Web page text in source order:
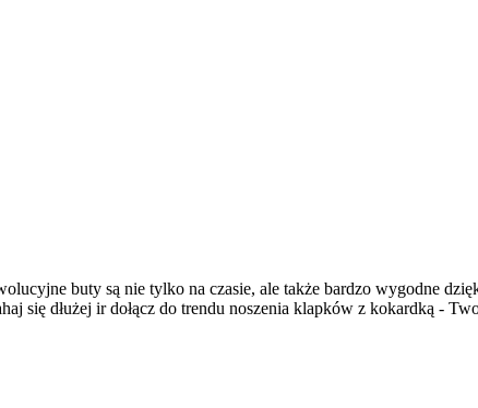
buty są nie tylko na czasie, ale także bardzo wygodne
się dłużej ir dołącz do trendu noszenia klapków z kokardką -